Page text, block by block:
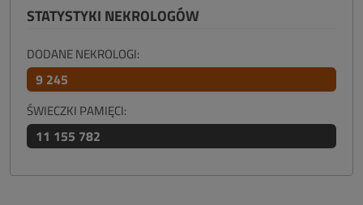
STATYSTYKI NEKROLOGÓW
DODANE NEKROLOGI:
9 245
ŚWIECZKI PAMIĘCI:
11 155 782